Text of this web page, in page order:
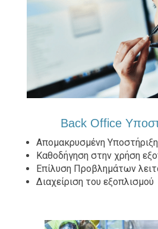
Back Office
Απομακρυσμένη Υποστήριξη
Καθοδήγηση στην χρήση
Επίλυση Προβλημάτων
Διαχείριση του εξοπλισμού